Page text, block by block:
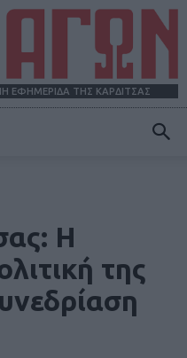
ΕΦΗΜΕΡΙΔΑ ΤΗΣ ΚΑΡΔΙΤΣΑΣ
Η
της